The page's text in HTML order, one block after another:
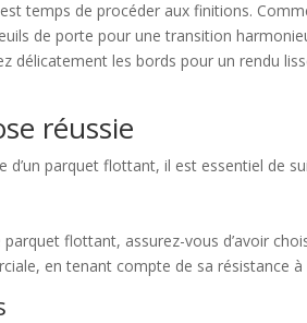
temps de procéder aux finitions.
de porte pour une transition
délicatement les bords pour un rendu
réussie
d’un parquet flottant, il est essentiel de
flottant, assurez-vous d’avoir
en tenant compte de sa résistance à